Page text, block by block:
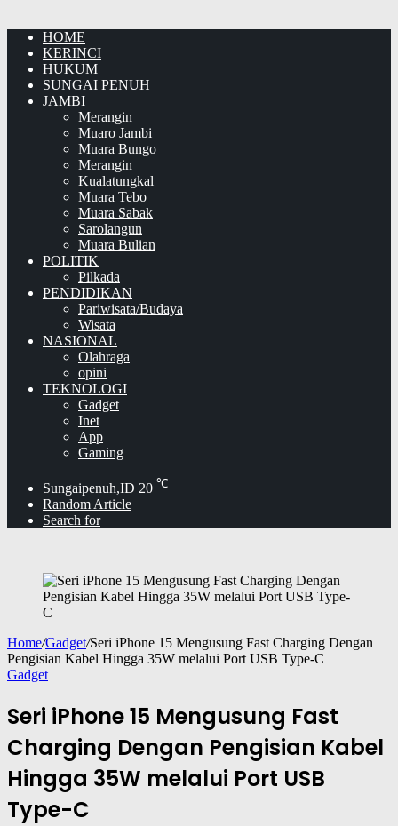
HOME
KERINCI
HUKUM
SUNGAI PENUH
JAMBI
Merangin
Muaro Jambi
Muara Bungo
Merangin
Kualatungkal
Muara Tebo
Muara Sabak
Sarolangun
Muara Bulian
POLITIK
Pilkada
PENDIDIKAN
Pariwisata/Budaya
Wisata
NASIONAL
Olahraga
opini
TEKNOLOGI
Gadget
Inet
App
Gaming
Sungaipenuh,ID 20 ℃
Random Article
Search for
Home/Gadget/Seri iPhone 15 Mengusung Fast Charging Dengan
Pengisian Kabel Hingga 35W melalui Port USB Type-C
Gadget
Seri iPhone 15 Mengusung Fast
Charging Dengan Pengisian Kabel
Hingga 35W melalui Port USB
Type-C